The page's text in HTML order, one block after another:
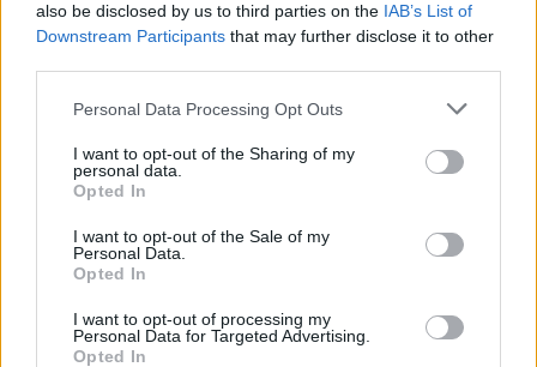
also be disclosed by us to third parties on the IAB’s List of
Downstream Participants that may further disclose it to other
Please note that this website/app uses one or more Google
not limited to your visit or usage behaviour. You may click to
grant or deny consent to Google and its third-party tags to
use your data for below specified purposes in below Google
consent section.
Personal Data Processing Opt Outs
I want to opt-out of the Sharing of my
personal data.
Opted In
I want to opt-out of the Sale of my
Personal Data.
Opted In
I want to opt-out of processing my
Personal Data for Targeted Advertising.
Opted In
εκτελεστικό απόσπασμα, όπως είχε ευχηθεί κατά τη
δίκη του, οι στίχοι του απαγγέλλονται ακόμη από τα
άδικο χαμό του.
ΣΧΕΤΙΚΟ ΘΕΜΑ